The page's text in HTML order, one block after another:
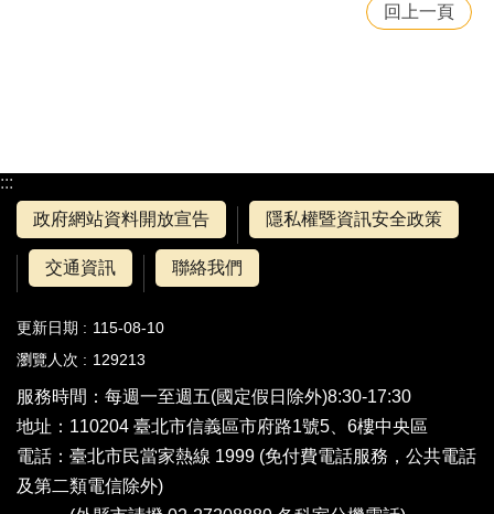
回上一頁
:::
政府網站資料開放宣告
隱私權暨資訊安全政策
交通資訊 聯絡我們
更新日期
115-08-10
瀏覽人次
129213
服務時間：每週一至週五(國定假日除外)8:30-17:30
地址：110204 臺北市信義區市府路1號5、6樓中央區
電話： 臺北市民當家熱線 1999 (免付費電話服務，公共電話
及第二類電信除外)